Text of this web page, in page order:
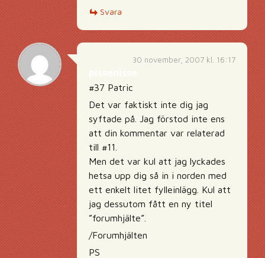
Svara
30 november, 2007 kl. 16:17
#37 Patric
Det var faktiskt inte dig jag
syftade på. Jag förstod inte ens
att din kommentar var relaterad
till #11.
Men det var kul att jag lyckades
hetsa upp dig så in i norden med
ett enkelt litet fylleinlägg. Kul att
jag dessutom fått en ny titel
”forumhjälte”.
/Forumhjälten
PS